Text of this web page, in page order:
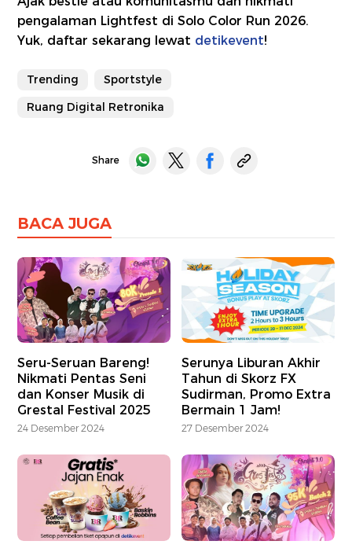
pengalaman Lightfest di Solo Color Run 2026.
Yuk, daftar sekarang lewat detikevent!
Trending
Sportstyle
Ruang Digital Retronika
Share
BACA JUGA
Seru-Seruan Bareng!
Nikmati Pentas Seni
dan Konser Musik di
Grestal Festival 2025
24 Desember 2024
Serunya Liburan Akhir
Tahun di Skorz FX
Sudirman, Promo Extra
Bermain 1 Jam!
27 Desember 2024